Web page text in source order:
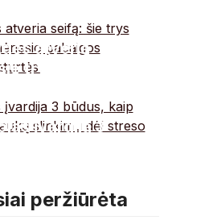
pietų receptas
atveria
trys ženklai
praturtės.
įvardija 3
peržiūrėta